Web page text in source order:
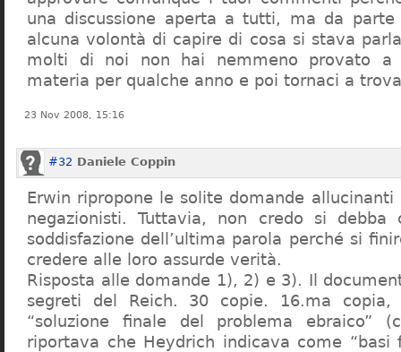
una discussione aperta a tutti, ma da parte
alcuna volontà di capire di cosa si stava
molti di noi non hai nemmeno provato a
materia per qualche anno e poi tornaci a
23 Nov 2008, 15:16
#32 Daniele Coppin
Erwin ripropone le solite domande
negazionisti. Tuttavia, non credo si debba
soddisfazione dell’ultima parola perché si
credere alle loro assurde verità.
Risposta alle domande 1), 2) e 3). Il
segreti del Reich. 30 copie. 16.ma copia,
“soluzione finale del problema ebraico”
riportava che Heydrich indicava come “basi